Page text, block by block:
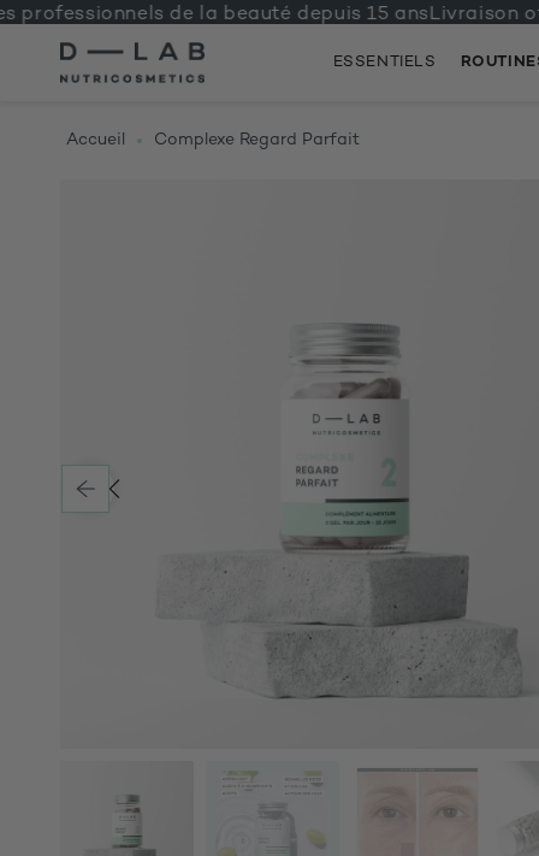
IGNORER
de la beauté depuis 15 ansLivraison
ESSENTIELS
Accueil Complexe Regard Parfait
3 fois avec Alma (sans frais)